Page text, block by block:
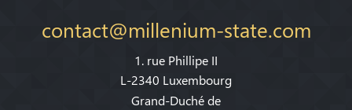
contact@millenium-state.com
1. rue Phillipe II
L-2340 Luxembourg
Grand-Duché de